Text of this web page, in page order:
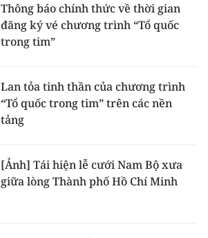
Thông báo chính thức về thời gian
đăng ký vé chương trình “Tổ quốc
trong tim”
Lan tỏa tinh thần của chương trình
“Tổ quốc trong tim” trên các nền
tảng
[Ảnh] Tái hiện lễ cưới Nam Bộ xưa
giữa lòng Thành phố Hồ Chí Minh